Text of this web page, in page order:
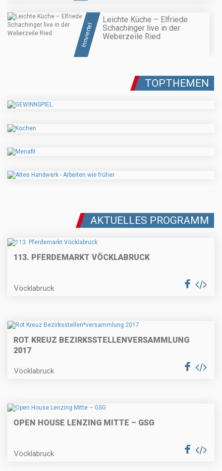
Innviertel
Leichte Küche – Elfriede
Schachinger live in der
Weberzeile Ried
TOPTHEMEN
AKTUELLES PROGRAMM
113. PFERDEMARKT VÖCKLABRUCK
Vöcklabruck
ROT KREUZ BEZIRKSSTELLENVERSAMMLUNG
2017
Vöcklabruck
OPEN HOUSE LENZING MITTE – GSG
Vöcklabruck